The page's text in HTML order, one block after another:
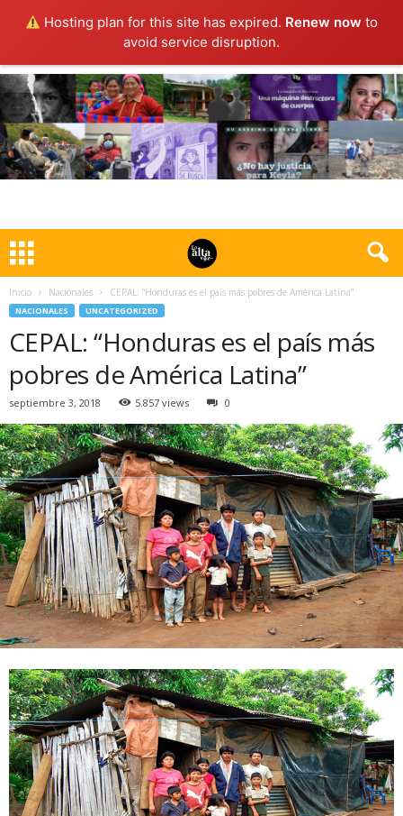
Hosting plan for this site has expired. Renew now to
avoid service disruption.
Inicio Nacionales CEPAL: “Honduras es el país más pobres de América Latina”
NACIONALES UNCATEGORIZED
CEPAL: “Honduras es el país más
pobres de América Latina”
septiembre 3, 2018 5.857 views 0